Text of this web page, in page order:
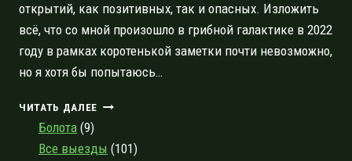
открытий, как позитивных, так и опасных. Изложить
всё, что со мной произошло в грибной галактике в 2022
году в рамках коротенькой заметки почти невозможно,
но я хотя бы попытаюсь…
ЧИТАТЬ ДАЛЕЕ ГРИБНОЙ
ОДНАЖДЫ
Болота (9)
Все выезды (101)